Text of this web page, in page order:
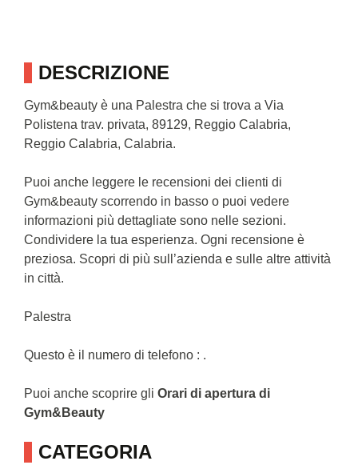
DESCRIZIONE
Gym&beauty è una Palestra che si trova a Via
Polistena trav. privata, 89129, Reggio Calabria,
Reggio Calabria, Calabria.
Puoi anche leggere le recensioni dei clienti di
Gym&beauty scorrendo in basso o puoi vedere
informazioni più dettagliate sono nelle sezioni.
Condividere la tua esperienza. Ogni recensione è
preziosa. Scopri di più sull’azienda e sulle altre attività
in città.
Palestra
Questo è il numero di telefono : .
Puoi anche scoprire gli Orari di apertura di
Gym&Beauty
CATEGORIA